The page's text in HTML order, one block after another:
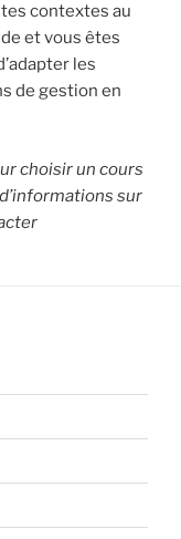
contextes au
et vous êtes
les
de gestion en
choisir un cours
sur